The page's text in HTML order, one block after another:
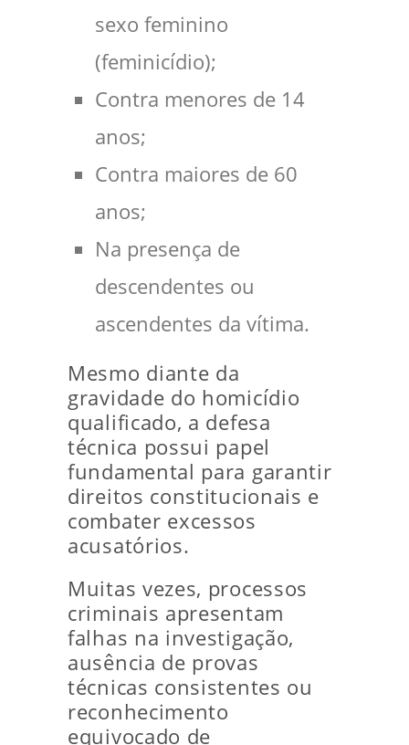
sexo feminino
(feminicídio);
Contra menores de 14
anos;
Contra maiores de 60
anos;
Na presença de
descendentes ou
ascendentes da vítima.
Mesmo diante da
gravidade do homicídio
qualificado, a defesa
técnica possui papel
fundamental para garantir
direitos constitucionais e
combater excessos
acusatórios.
Muitas vezes, processos
criminais apresentam
falhas na investigação,
ausência de provas
técnicas consistentes ou
reconhecimento
equivocado de